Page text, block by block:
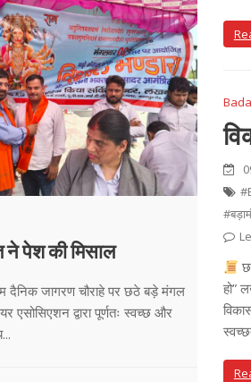
हो”
ने पेश की मिसाल
जागरण चौराहे पर छठे बड़े मंगल
एसोसिएशन द्वारा पूर्णतः स्वच्छ और